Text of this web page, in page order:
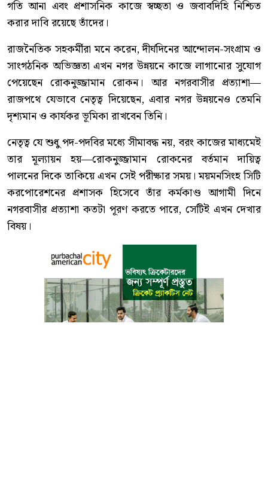
গতি আনা এবং প্রশাসনিক কাজে স্বচ্ছতা ও জবাবদিহি নিশ্চিত
করার দাবি রয়েছে তাঁদের।
রাজনৈতিক সহকর্মীরা মনে করেন, দীর্ঘদিনের আন্দোলন-সংগ্রাম ও
সাংগঠনিক অভিজ্ঞতা এখন নগর উন্নয়নে কাজে লাগানোর সুযোগ
পেয়েছেন রোকনুজ্জামান রোকন। আর নগরবাসীর প্রত্যাশা—
রাজপথে যেভাবে নেতৃত্ব দিয়েছেন, এবার নগর উন্নয়নেও তেমনি
দৃশ্যমান ও কার্যকর ভূমিকা রাখবেন তিনি।
নেতৃত্ব যে শুধু পদ-পদবির মধ্যে সীমাবদ্ধ নয়, বরং কাজের মাধ্যমেই
তার মূল্যায়ন হয়—রোকনুজ্জামান রোকনের বর্তমান দায়িত্ব
পালনের দিকে তাকিয়ে এখন সেই পরীক্ষার সময়। ময়মনসিংহ সিটি
করপোরেশনের প্রশাসক হিসেবে তাঁর কর্মকাণ্ড আগামী দিনে
নগরবাসীর প্রত্যাশা কতটা পূরণ করতে পারে, সেটিই এখন দেখার
বিষয়।